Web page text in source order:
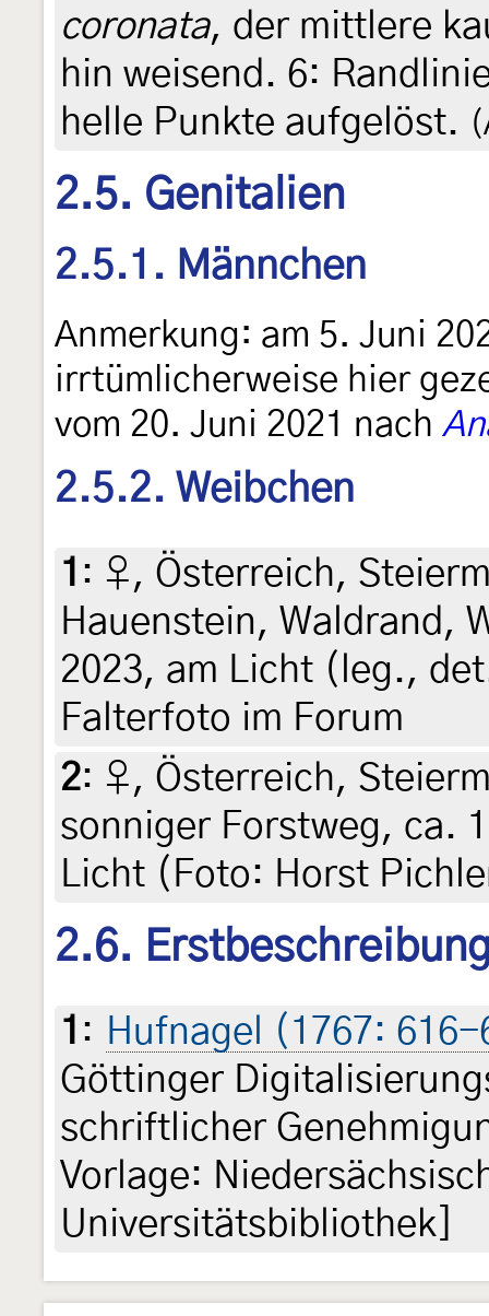
coronata, der mittlere
hin weisend. 6:
helle Punkte aufgelöst.
2.5. Genitalien
2.5.1. Männchen
Anmerkung: am 5. Juni
irrtümlicherweise hier
vom 20. Juni 2021 nach
2.5.2. Weibchen
1 : ♀, Österreich,
Hauenstein, Waldrand,
2023, am Licht (leg.,
Falterfoto im Forum
2: ♀, Österreich,
sonniger Forstweg, ca.
Licht (Foto: Horst
2.6.
1 : Hufnagel (1767: 616-
Göttinger
schriftlicher
Vorlage:
Universitätsbibliothek]